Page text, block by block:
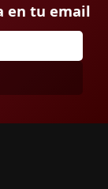
en tu email